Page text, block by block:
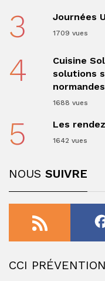
3 Journées
1709 vues
4
Cuisine
solutions
normandes
1688 vues
5 Les
1642 vues
NOUS SUIVRE
CCI PRÉVENTION